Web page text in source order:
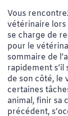
Vous
vétérinaire lors
se charge de
pour le
sommaire de
rapidement s’il
de son côté, le
certaines
animal, finir sa
précédent,